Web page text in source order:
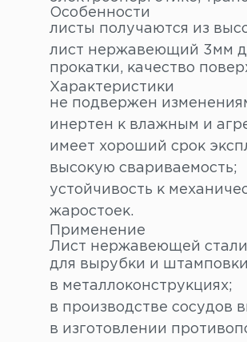
Особенности
листы получаются из
лист нержавеющий 3мм
прокатки, качество
Характеристики
не подвержен
инертен к влажным и
имеет хороший срок
высокую свариваемость;
устойчивость к
жаростоек.
Применение
Лист нержавеющей стали
для вырубки и
в металлоконструкциях;
в производстве сосудов
в изготовлении